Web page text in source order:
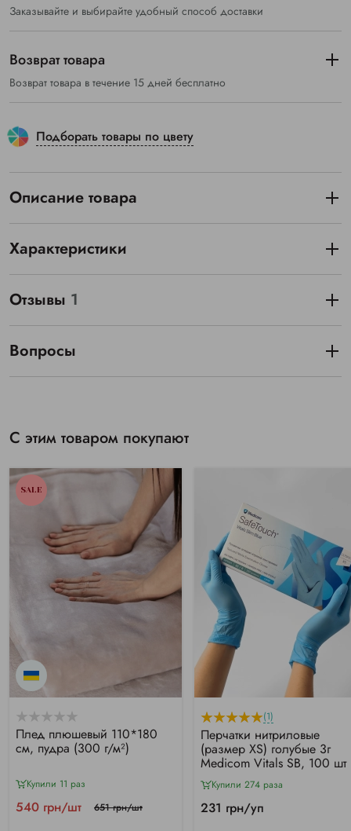
Заказывайте и выбирайте удобный способ доставки
Возврат товара
Возврат товара в течение 15 дней бесплатно
Подборать товары по цвету
Описание товара
Характеристики
Отзывы 1
Вопросы
С этим товаром покупают
SALE
Плед плюшевый 110*180
см, пудра (300 г/м²)
Купили 11 раз
540 грн/шт 651 грн/шт
(1)
Перчатки нитриловые
(размер XS) голубые 3г
Medicom Vitals SB, 100 шт
Купили 274 раза
231 грн/уп